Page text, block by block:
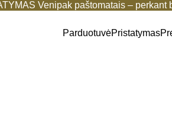
Venipak paštomatais – perkant
ParduotuvėPristatymas